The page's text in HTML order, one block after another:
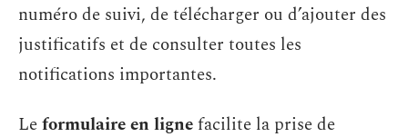
numéro de suivi, de télécharger ou d’ajouter des
justificatifs et de consulter toutes les
notifications importantes.
Leformulaire en lignefacilite la prise de